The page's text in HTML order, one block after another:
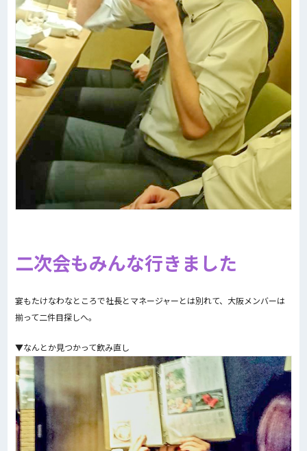
二次会もみんな行きました
宴もたけなわなところで社長とマネージャーとは別れて、大阪メンバーは
揃って二件目探しへ。
▼なんとか見つかって飲み直し